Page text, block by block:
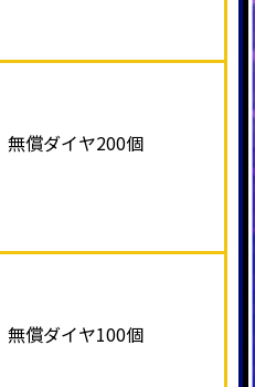
無償ダイヤ200個
無償ダイヤ100個